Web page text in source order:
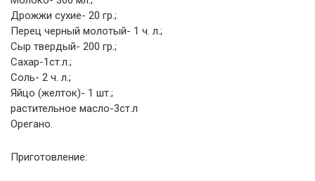
Дрожжи сухие- 20 гр.;
Перец черный молотый- 1 ч. л.;
Сыр твердый- 200 гр.;
Сахар-1ст.л.;
Соль- 2 ч. л.;
Яйцо (желток)- 1 шт.;
растительное масло-3ст.л
Орегано.
Приготовление: